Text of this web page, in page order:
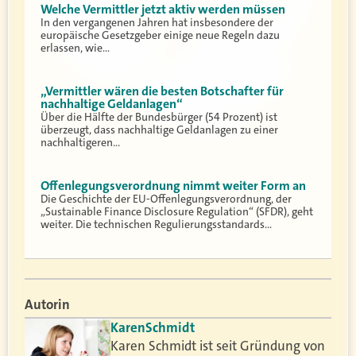
Welche Vermittler jetzt aktiv werden müssen
In den vergangenen Jahren hat insbesondere der
europäische Gesetzgeber einige neue Regeln dazu
erlassen, wie…
„Vermittler wären die besten Botschafter für
nachhaltige Geldanlagen“
Über die Hälfte der Bundesbürger (54 Prozent) ist
überzeugt, dass nachhaltige Geldanlagen zu einer
nachhaltigeren…
Offenlegungsverordnung nimmt weiter Form an
Die Geschichte der EU-Offenlegungsverordnung, der
„Sustainable Finance Disclosure Regulation“ (SFDR), geht
weiter. Die technischen Regulierungsstandards…
Autorin
KarenSchmidt
Karen Schmidt ist seit Gründung von